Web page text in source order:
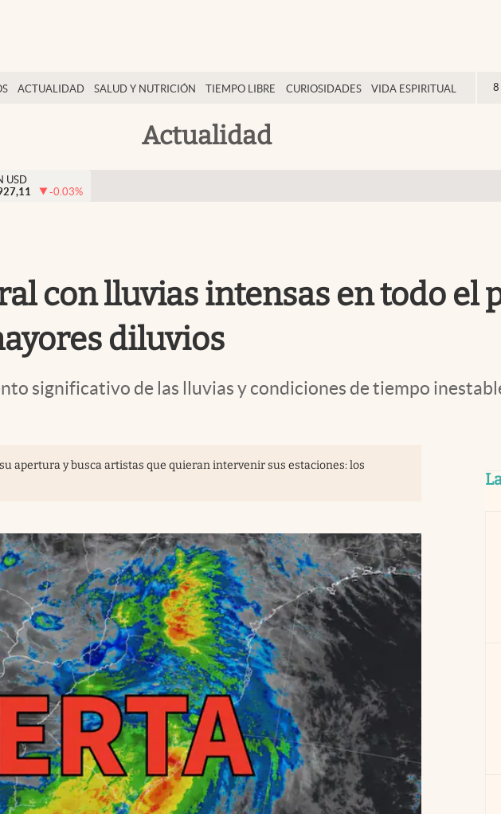
ACTUALIDAD SALUD Y NUTRICIÓN TIEMPO LIBRE CURIOSIDADES VIDA ESPIRITUAL 8
Actualidad
USD
-0.03%
con lluvias intensas en todo el
diluvios
significativo de las lluvias y condiciones de tiempo
apertura y busca artistas que quieran intervenir sus estaciones: los